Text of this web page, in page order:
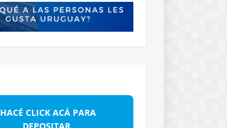
HACÉ CLICK ACÁ PARA